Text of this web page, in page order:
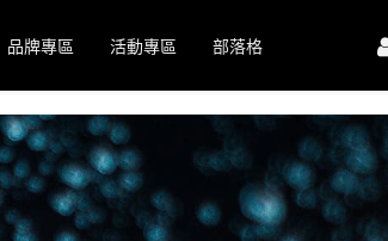
品牌專區 活動專區 部落格